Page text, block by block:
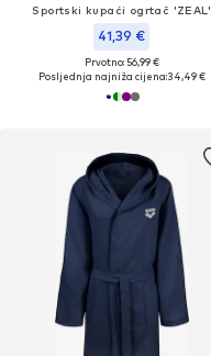
Sportski kupaći ogrtač 'ZEAL'
41,39 €
Prvotno: 56,99 €
Posljednja najniža cijena:34,49 €